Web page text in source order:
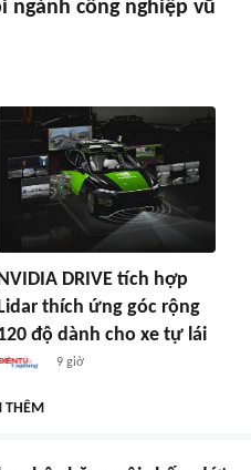
ngành công nghiệp vũ
DRIVE tích hợp
thích ứng góc rộng
độ dành cho xe tự lái
9 giờ
THÊM